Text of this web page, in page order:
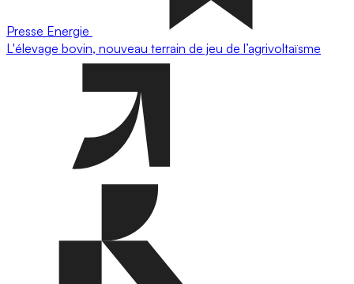
Presse Energie
L'élevage bovin, nouveau terrain de jeu de l’agrivoltaïsme